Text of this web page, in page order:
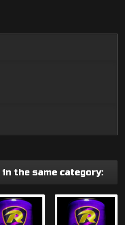
the same category: